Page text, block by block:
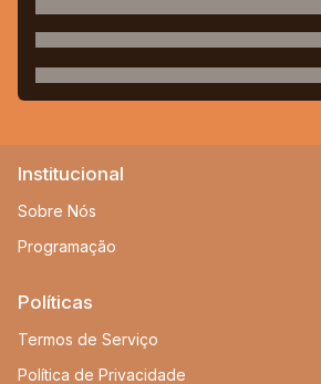
Institucional
Sobre Nós
Programação
Políticas
Termos de Serviço
Política de Privacidade